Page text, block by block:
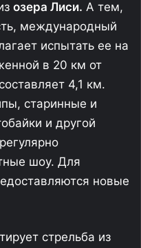
озера Лиси. А тем,
международный
испытать ее на
в 20 км от
4,1 км.
старинные и
и другой
шоу. Для
новые
стрельба из